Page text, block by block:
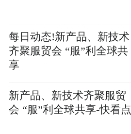
每日动态!新产品、新技术
齐聚服贸会 “服”利全球共
享
新产品、新技术齐聚服贸
会 “服”利全球共享-快看点